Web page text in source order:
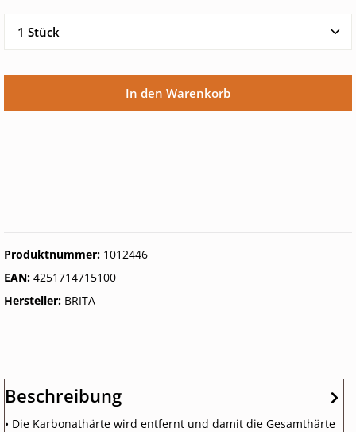
Produkt Anzahl: Gib den gewünschten Wert ein
In den Warenkorb
Produktnummer: 1012446
EAN: 4251714715100
Hersteller: BRITA
Beschreibung
• Die Karbonathärte wird entfernt und damit die Gesamthärte